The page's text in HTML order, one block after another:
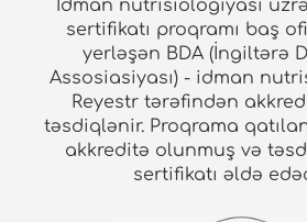
İdman nutrisiologiyası
sertifikatı proqramı baş
yerləşən BDA (İngiltərə
Assosiasiyası) - idman
Reyestr tərəfindən
təsdiqlənir. Proqrama
akkreditə olunmuş və
sertifikatı əldə